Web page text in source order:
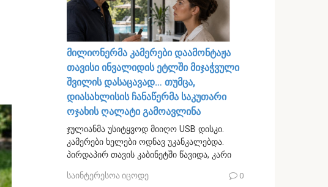
მილიონერმა კამერები დაამონტაჟა
თავისი ინვალიდის ეტლში მიჯაჭვული
შვილის დასაცავად… თუმცა,
დიასახლისის ჩანაწერმა საკუთარი
ოჯახის ღალატი გამოავლინა
ჯულიანმა უსიტყვოდ მიიღო USB დისკი.
კამერები ხელები ოდნავ უკანკალებდა.
პირდაპირ თავის კაბინეტში წავიდა, კარი
საინტერესოა იცოდე 0